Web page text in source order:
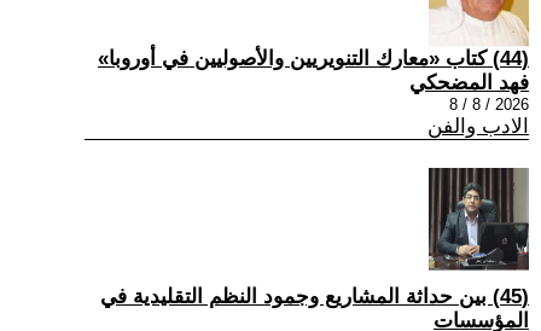
(44) كتاب «معارك التنويريين والأصوليين في أوروبا»
فهد المضحكي
2026 / 8 / 8
الادب والفن
(45) بين حداثة المشاريع وجمود النظم التقليدية في
المؤسسات